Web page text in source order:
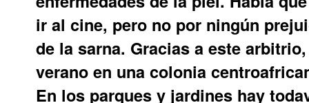
ir al cine, pero no por ningún
de la sarna. Gracias a este
verano en una colonia
En los parques y jardines hay